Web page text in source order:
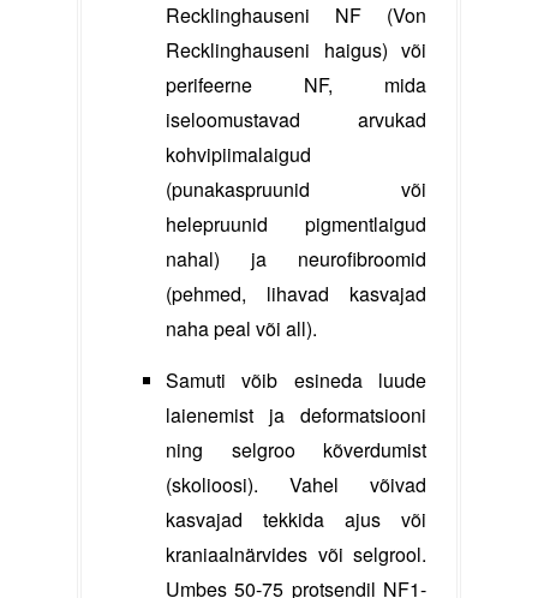
Recklinghauseni NF (Von
Recklinghauseni haigus) või
perifeerne NF, mida
iseloomustavad arvukad
kohvipiimalaigud
(punakaspruunid või
helepruunid pigmentlaigud
nahal) ja neurofibroomid
(pehmed, lihavad kasvajad
naha peal või all).
Samuti võib esineda luude
laienemist ja deformatsiooni
ning selgroo kõverdumist
(skolioosi). Vahel võivad
kasvajad tekkida ajus või
kraniaalnärvides või selgrool.
Umbes 50-75 protsendil NF1-